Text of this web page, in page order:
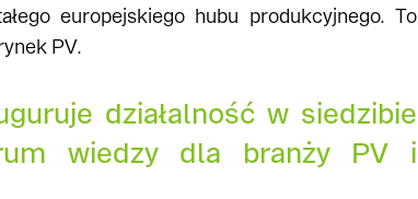
europejskiego hubu produkcyjnego. To
PV.
działalność w siedzibie
wiedzy dla branży PV i